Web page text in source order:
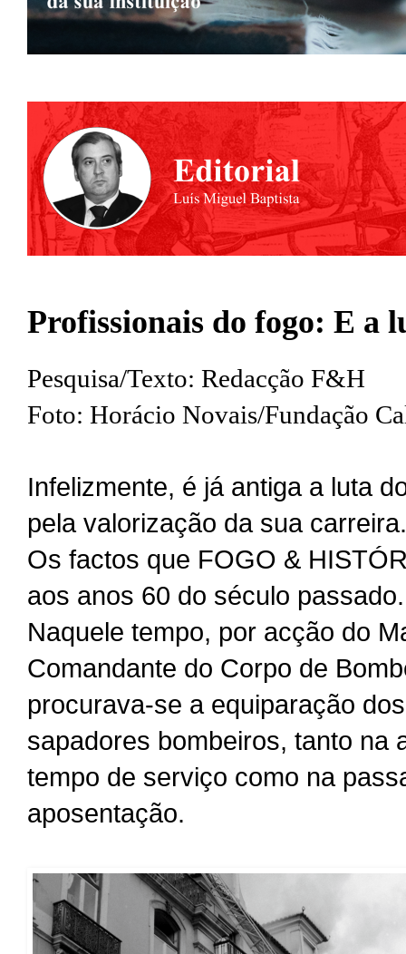
Profissionais do fogo: E a
Pesquisa/Texto: Redacção F&H
Foto: Horácio Novais/Fundação
Infelizmente, é já antiga a luta
pela valorização da sua carreira.
Os factos que FOGO &
aos anos 60 do século passado.
Naquele tempo, por acção do
Comandante do Corpo de
procurava-se a equiparação
sapadores bombeiros, tanto na
tempo de serviço como na
aposentação.